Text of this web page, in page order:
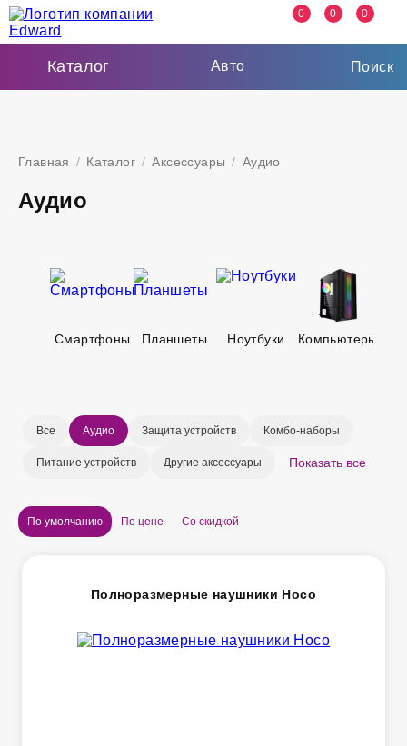
0 0 0
Каталог Авто Поиск
Главная / Каталог / Аксессуары / Аудио
Аудио
Смартфоны Планшеты Ноутбуки Компьютеры
Все Аудио Защита устройств Комбо-наборы
Питание устройств Другие аксессуары Показать все
По умолчанию По цене Со скидкой
Полноразмерные наушники Hoco